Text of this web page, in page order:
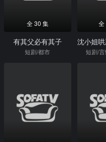
全 30 集
有其父必有其子
短剧/都市
全
短剧/